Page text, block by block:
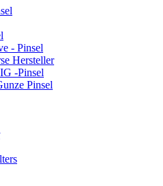
- Pinsel
Hersteller
-Pinsel
Pinsel